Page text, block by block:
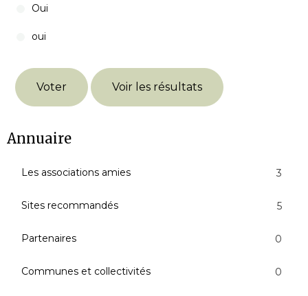
Oui
oui
Voter Voir les résultats
Annuaire
Les associations amies 3
Sites recommandés 5
Partenaires 0
Communes et collectivités 0